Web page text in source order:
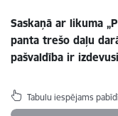
Saskaņā ar likuma
panta trešo daļu
pašvaldība ir
Tabulu iespējams